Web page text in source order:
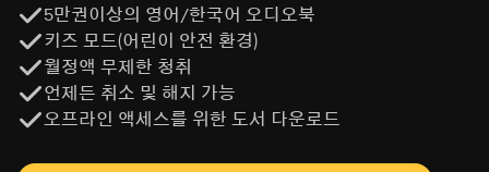
5만권이상의 영어/한국어 오디오북
키즈 모드(어린이 안전 환경)
월정액 무제한 청취
언제든 취소 및 해지 가능
오프라인 액세스를 위한 도서 다운로드